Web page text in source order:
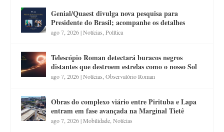
Genial/Quaest divulga nova pesquisa para
Presidente do Brasil; acompanhe os detalhes
ago 7, 2026|Notícias ,Política
Telescópio Roman detectará buracos negros
distantes que destroem estrelas como o nosso Sol
ago 7, 2026|Notícias ,Observatório Roman
Obras do complexo viário entre Pirituba e Lapa
entram em fase avançada na Marginal Tietê
ago 7, 2026|Mobilidade ,Notícias